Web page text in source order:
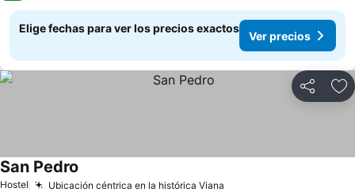
Elige fechas para ver los precios exactos
Ver precios
Compartir
Hostel Ubicación céntrica en la histórica Viana
San Pedro